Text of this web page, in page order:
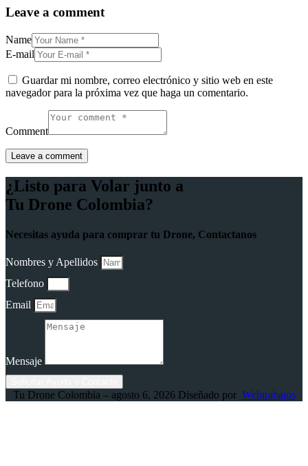
Leave a comment
Name
E-mail
Guardar mi nombre, correo electrónico y sitio web en este
navegador para la próxima vez que haga un comentario.
Comment
¿Listo para Volar junto a
Tu Drone Colombia?
Necesitas ayuda para comprar tu Drone, Contactanos
Nombres y Apellidos
Telefono
Email
Mensaje
Tu Drone Colombia – agosto 6, 2026 Diseñado por Webtrabajos